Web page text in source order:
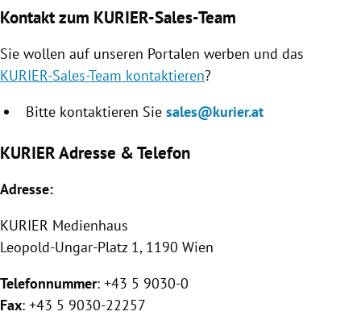
Kontakt zum KURIER-Sales-Team
Sie wollen auf unseren Portalen werben und das
KURIER-Sales-Team kontaktieren?
Bitte kontaktieren Sie sales@kurier.at
KURIER Adresse & Telefon
Adresse:
KURIER Medienhaus
Leopold-Ungar-Platz 1, 1190 Wien
Telefonnummer: +43 5 9030-0
Fax: +43 5 9030-22257